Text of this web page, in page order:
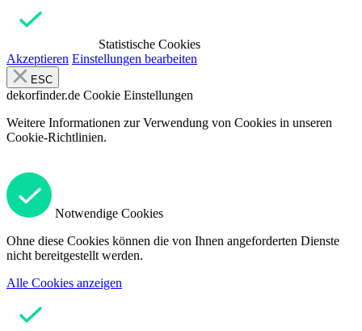
Statistische Cookies
Akzeptieren Einstellungen bearbeiten
ESC
dekorfinder.de Cookie Einstellungen
Weitere Informationen zur Verwendung von Cookies in unseren
Cookie-Richtlinien.
Notwendige Cookies
Ohne diese Cookies können die von Ihnen angeforderten Dienste
nicht bereitgestellt werden.
Alle Cookies anzeigen